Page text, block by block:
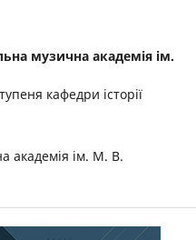
музична академія ім.
кафедри історії
академія ім. М. В.